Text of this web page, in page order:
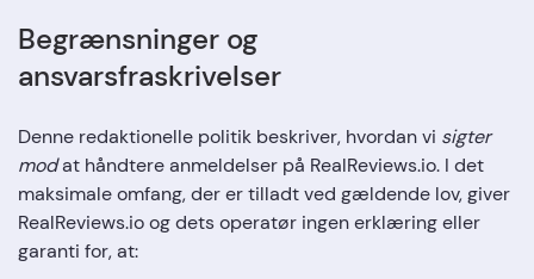
Begrænsninger og
ansvarsfraskrivelser
Denne redaktionelle politik beskriver, hvordan vi sigter
modat håndtere anmeldelser på RealReviews.io. I det
maksimale omfang, der er tilladt ved gældende lov, giver
RealReviews.io og dets operatør ingen erklæring eller
garanti for, at: